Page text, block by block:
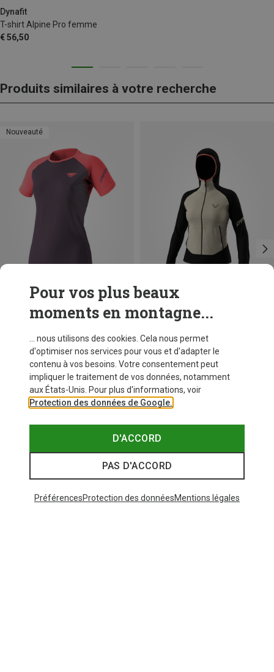
Dynafit
T-shirt Alpine Pro femme
€ 56,50
Produits similaires à votre recherche
Nouveauté
+2 Tailles
T-shirt Alpine Pro femme
S M L XL
Vous économisez 24%
Pour vos plus beaux
moments en montagne...
... nous utilisons des cookies. Cela nous permet
d'optimiser nos services pour vous et d'adapter le
contenu à vos besoins. Votre consentement peut
impliquer le traitement de vos données, notamment
aux États-Unis. Pour plus d'informations, voir
Protection des données de Google.
D'ACCORD
PAS D'ACCORD
PréférencesProtection des donnéesMentions légales